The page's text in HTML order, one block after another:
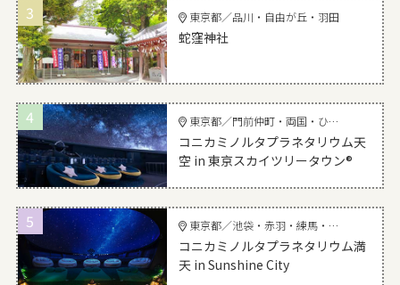
3 東京都／品川・自由が丘・羽田
蛇窪神社
4 東京都／門前仲町・両国・ひがし東京
コニカミノルタプラネタリウム天
空 in 東京スカイツリータウン®
5 東京都／池袋・赤羽・練馬・北千住
コニカミノルタプラネタリウム満
天 in Sunshine City